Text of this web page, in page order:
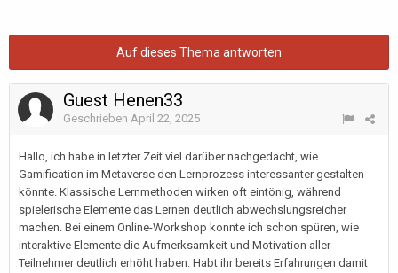
Auf dieses Thema antworten
Guest Henen33
Geschrieben April 22, 2025
Hallo, ich habe in letzter Zeit viel darüber nachgedacht, wie
Gamification im Metaverse den Lernprozess interessanter gestalten
könnte. Klassische Lernmethoden wirken oft eintönig, während
spielerische Elemente das Lernen deutlich abwechslungsreicher
machen. Bei einem Online-Workshop konnte ich schon spüren, wie
interaktive Elemente die Aufmerksamkeit und Motivation aller
Teilnehmer deutlich erhöht haben. Habt ihr bereits Erfahrungen damit